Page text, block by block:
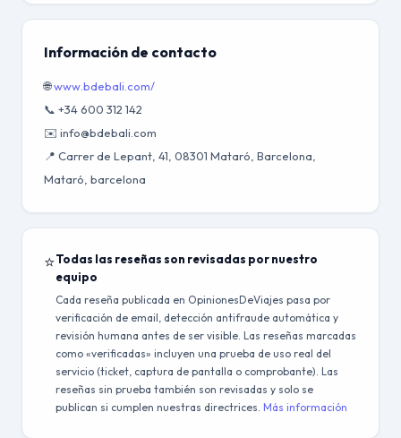
Información de contacto
🌐www.bdebali.com/
📞 +34 600 312 142
✉️ info@bdebali.com
📍 Carrer de Lepant, 41, 08301 Mataró, Barcelona,
Mataró, barcelona
⭐Todas las reseñas son revisadas por nuestro
equipo
Cada reseña publicada en OpinionesDeViajes pasa por
verificación de email, detección antifraude automática y
revisión humana antes de ser visible. Las reseñas marcadas
como «verificadas» incluyen una prueba de uso real del
servicio (ticket, captura de pantalla o comprobante). Las
reseñas sin prueba también son revisadas y solo se
publican si cumplen nuestras directrices. Más información